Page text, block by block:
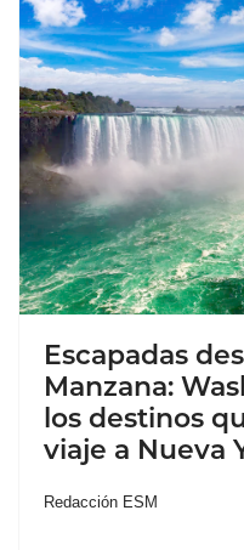
Escapadas
Manzana:
los destinos
viaje a Nueva
Redacción ESM